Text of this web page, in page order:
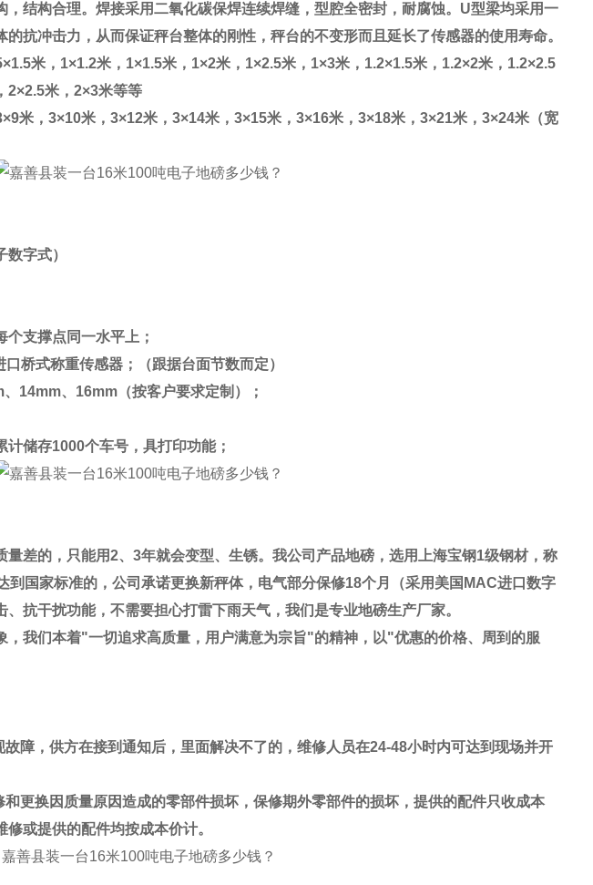
结构合理。焊接采用二氧化碳保焊连续焊缝，型腔全密封，耐腐蚀。 U型梁均采用一
抗冲击力，从而保证秤台整体的刚性，秤台的不变形而且延长了传感器的使用寿命。
米， 1×1.2米， 1×1.5米， 1×2米， 1×2.5米， 1×3米， 1.2×1.5米， 1.2×2米， 1.2×2.5
2×2.5米， 2×3米等等
米， 3×10米， 3×12米， 3×14米， 3×15米， 3×16米， 3×18米， 3×21米， 3×24米（宽
字式）
支撑点同一水平上；
口桥式称重传感器；（跟据台面节数而定）
、 14mm、 16mm（按客户要求定制）；
计储存1000个车号，具打印功能；
量差的，只能用2、 3年就会变型、生锈。我公司产品地磅，选用上海宝钢1级钢材，称
到国家标准的，公司承诺更换新秤体，电气部分保修18个月（采用美国 MAC进口数字
抗干扰功能，不需要担心打雷下雨天气，我们是专业地磅生产厂家。
，我们本着"一切追求高质量，用户满意为宗旨"的精神，以"优惠的价格、周到的服
障，供方在接到通知后，里面解决不了的，维修人员在24-48小时内可达到现场并开
更换因质量原因造成的零部件损坏，保修期外零部件的损坏，提供的配件只收成本
或提供的配件均按成本价计。
嘉善县装一台16米100吨电子地磅多少钱？